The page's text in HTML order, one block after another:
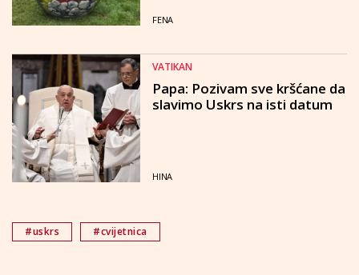
FENA
VATIKAN
Papa: Pozivam sve kršćane da
slavimo Uskrs na isti datum
HINA
#uskrs #cvijetnica